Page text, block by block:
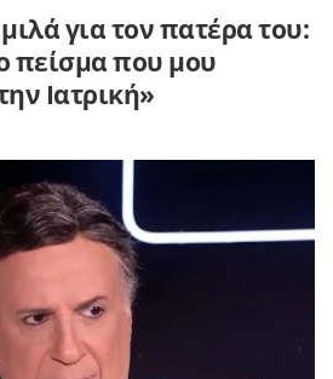
για τον πατέρα του:
πείσμα που μου
Ιατρική»